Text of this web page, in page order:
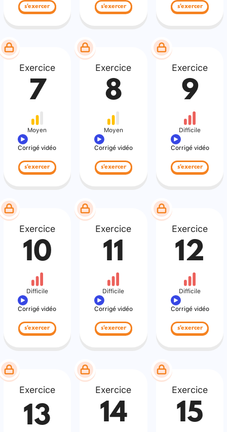
s'exercer s'exercer s'exercer
Exercice
7
Moyen
Corrigé vidéo
s'exercer
Exercice
8
Moyen
Corrigé vidéo
s'exercer
Exercice
9
Difficile
Corrigé vidéo
s'exercer
Exercice
10
Difficile
Corrigé vidéo
s'exercer
Exercice
11
Difficile
Corrigé vidéo
s'exercer
Exercice
12
Difficile
Corrigé vidéo
s'exercer
Exercice
13
Exercice
14
Exercice
15